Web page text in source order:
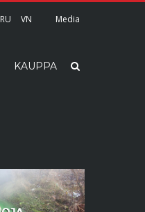
RU VN Media
KAUPPA